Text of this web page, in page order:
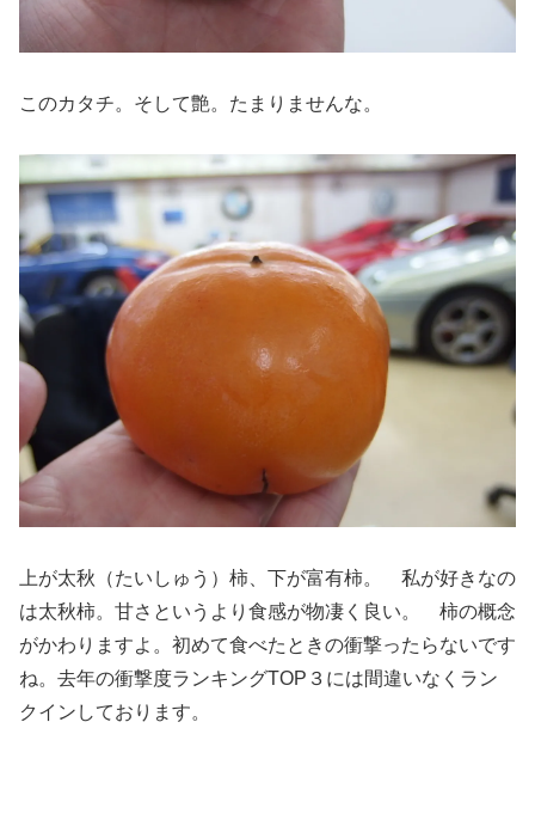
このカタチ。そして艶。たまりませんな。
上が太秋（たいしゅう）柿、下が富有柿。 私が好きなの
は太秋柿。甘さというより食感が物凄く良い。 柿の概念
がかわりますよ。初めて食べたときの衝撃ったらないです
ね。去年の衝撃度ランキングTOP３には間違いなくラン
クインしております。